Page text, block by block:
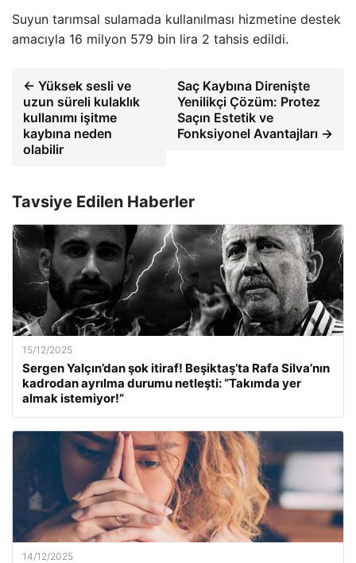
Suyun tarımsal sulamada kullanılması hizmetine destek
amacıyla 16 milyon 579 bin lira 2 tahsis edildi.
← Yüksek sesli ve
uzun süreli kulaklık
kullanımı işitme
kaybına neden
olabilir
Saç Kaybına Direnişte
Yenilikçi Çözüm: Protez
Saçın Estetik ve
Fonksiyonel Avantajları →
Tavsiye Edilen Haberler
15/12/2025
Sergen Yalçın’dan şok itiraf! Beşiktaş’ta Rafa Silva’nın
kadrodan ayrılma durumu netleşti: “Takımda yer
almak istemiyor!”
14/12/2025